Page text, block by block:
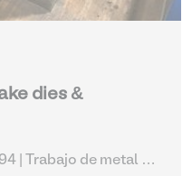
dies &